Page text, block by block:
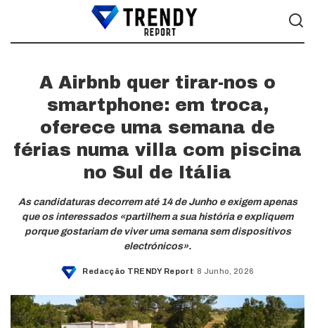
A Airbnb quer tirar-nos o
smartphone: em troca,
oferece uma semana de
férias numa villa com piscina
no Sul de Itália
As candidaturas decorrem até 14 de Junho e exigem apenas
que os interessados «partilhem a sua história e expliquem
porque gostariam de viver uma semana sem dispositivos
electrónicos».
Posted
Redacção TRENDY Report 8 Junho, 2026